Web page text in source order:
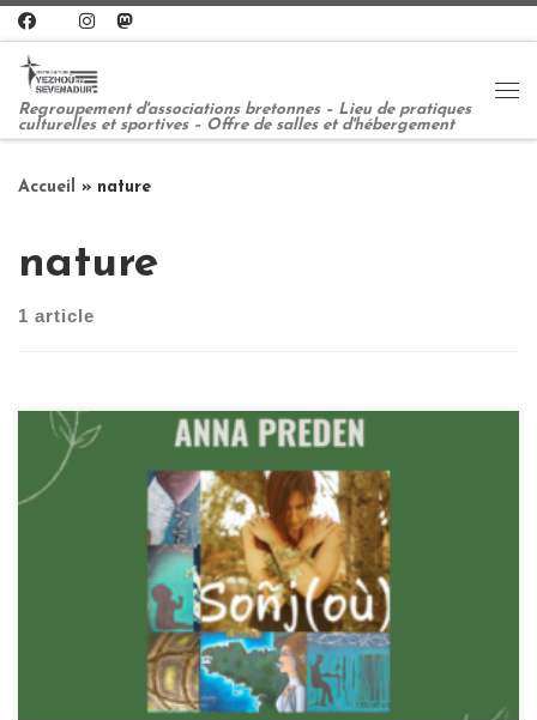
Passer au contenu
Regroupement d'associations bretonnes – Lieu de pratiques
culturelles et sportives – Offre de salles et d'hébergement
Accueil » nature
nature
1 article
Exposition du 8 septembre au 20 octobre 2023 Anna
Preden a décidé très jeune d’apprendre le breton car
c’était la langue maternelle d’une partie de sa famille
et de sa nourrice. Elle a souhaité par la suite mêler la
langue bretonne à ses peintures : “Peindre est pour moi